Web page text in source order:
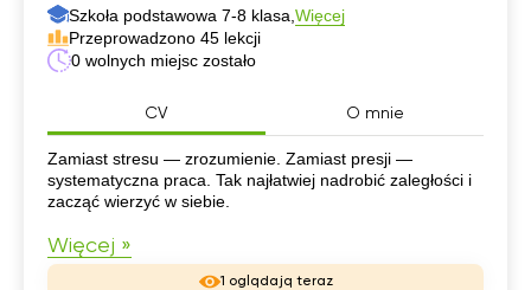
Szkoła podstawowa 7-8 klasa, Więcej
Przeprowadzono 45 lekcji
0 wolnych miejsc zostało
CV O mnie
CV
Zamiast stresu — zrozumienie. Zamiast presji —
systematyczna praca. Tak najłatwiej nadrobić zaległości i
zacząć wierzyć w siebie.
Więcej »
1 oglądają teraz